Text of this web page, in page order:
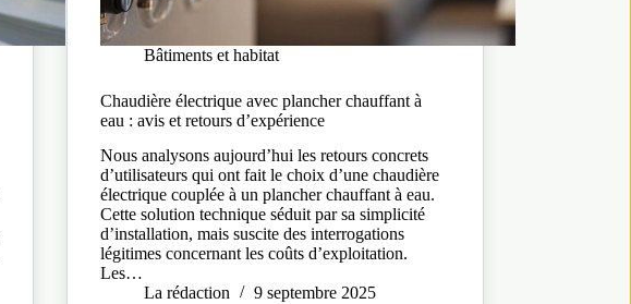
Bâtiments et habitat
Chaudière électrique avec plancher chauffant à
eau : avis et retours d’expérience
Nous analysons aujourd’hui les retours concrets
d’utilisateurs qui ont fait le choix d’une chaudière
électrique couplée à un plancher chauffant à eau.
Cette solution technique séduit par sa simplicité
d’installation, mais suscite des interrogations
légitimes concernant les coûts d’exploitation.
Les…
La rédaction
9 septembre 2025